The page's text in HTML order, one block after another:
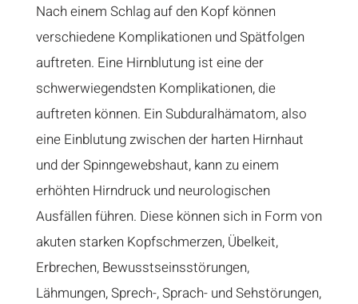
Nach einem Schlag auf den Kopf können
verschiedene Komplikationen und Spätfolgen
auftreten. Eine Hirnblutung ist eine der
schwerwiegendsten Komplikationen, die
auftreten können. Ein Subduralhämatom, also
eine Einblutung zwischen der harten Hirnhaut
und der Spinngewebshaut, kann zu einem
erhöhten Hirndruck und neurologischen
Ausfällen führen. Diese können sich in Form von
akuten starken Kopfschmerzen, Übelkeit,
Erbrechen, Bewusstseinsstörungen,
Lähmungen, Sprech-, Sprach- und Sehstörungen,